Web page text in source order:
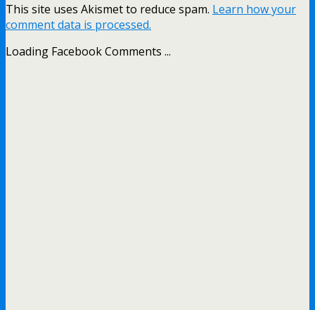
This site uses Akismet to reduce spam. Learn how your
comment data is processed.
Loading Facebook Comments ...